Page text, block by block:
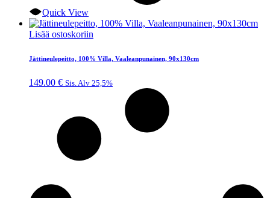
Quick View
Lisää ostoskoriin
Jättineulepeitto, 100% Villa, Vaaleanpunainen, 90x130cm
149.00 € Sis. Alv 25,5%